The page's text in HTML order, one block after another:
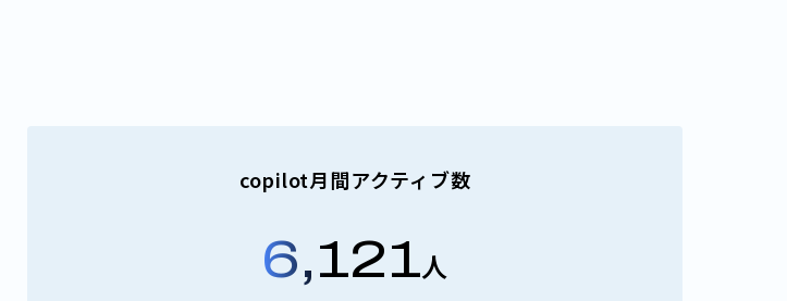
copilot月間アクティブ数
6,121人